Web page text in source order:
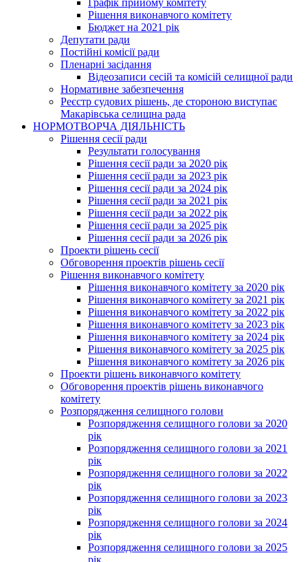
Графік прийому комітету
Рішення виконавчого комітету
Бюджет на 2021 рік
Депутати ради
Постійні комісії ради
Пленарні засідання
Відеозаписи сесій та комісій селищної ради
Нормативне забезпечення
Реєстр судових рішень, де стороною виступає
Макарівська селищна рада
НОРМОТВОРЧА ДІЯЛЬНІСТЬ
Рішення сесії ради
Результати голосування
Рішення сесії ради за 2020 рік
Рішення сесії ради за 2023 рік
Рішення сесії ради за 2024 рік
Рішення сесії ради за 2021 рік
Рішення сесії ради за 2022 рік
Рішення сесії ради за 2025 рік
Рішення сесії ради за 2026 рік
Проекти рішень сесії
Обговорення проектів рішень сесії
Рішення виконавчого комітету
Рішення виконавчого комітету за 2020 рік
Рішення виконавчого комітету за 2021 рік
Рішення виконавчого комітету за 2022 рік
Рішення виконавчого комітету за 2023 рік
Рішення виконавчого комітету за 2024 рік
Рішення виконавчого комітету за 2025 рік
Рішення виконавчого комітету за 2026 рік
Проекти рішень виконавчого комітету
Обговорення проектів рішень виконавчого
комітету
Розпорядження селищного голови
Розпорядження селищного голови за 2020
рік
Розпорядження селищного голови за 2021
рік
Розпорядження селищного голови за 2022
рік
Розпорядження селищного голови за 2023
рік
Розпорядження селищного голови за 2024
рік
Розпорядження селищного голови за 2025
рік